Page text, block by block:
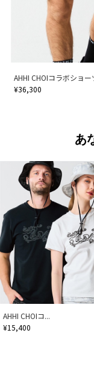
AHHI CHOIコラボショー
¥36,300
あ
AHHI CHOIコ...
¥15,400